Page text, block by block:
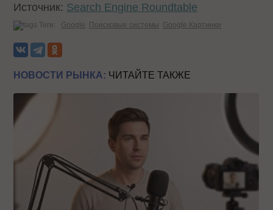
Источник: Search Engine Roundtable
Теги: Google Поисковые системы Google Картинки
НОВОСТИ РЫНКА: ЧИТАЙТЕ ТАКЖЕ